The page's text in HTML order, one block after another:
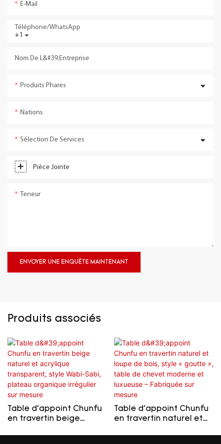
E-Mail
+1
Téléphone/WhatsApp
Nom De L&#39;entreprise
Produits Phares
Nations
Sélection De Services
Pièce Jointe
Teneur
ENVOYER UNE ENQUÊTE MAINTENANT
Produits associés
Table d'appoint Chunfu
en travertin beige
Table d'appoint Chunfu
en travertin naturel et